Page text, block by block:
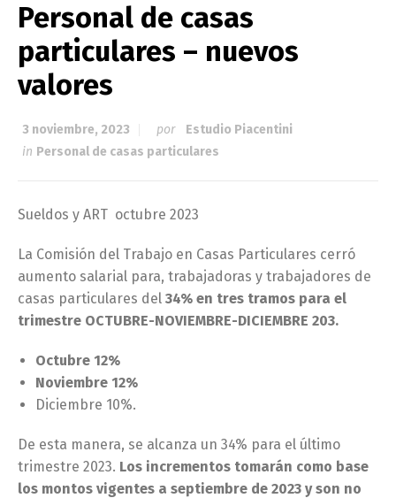
Personal de casas
particulares – nuevos
valores
3 noviembre, 2023 por
Estudio Piacentini
in Personal de casas particulares
Sueldos y ART octubre 2023
La Comisión del Trabajo en Casas Particulares cerró
aumento salarial para, trabajadoras y trabajadores de
casas particulares del 34% en tres tramos para el
trimestre OCTUBRE-NOVIEMBRE-DICIEMBRE 203.
Octubre 12%
Noviembre 12%
Diciembre 10%.
De esta manera, se alcanza un 34% para el último
trimestre 2023. Los incrementos tomarán como base
los montos vigentes a septiembre de 2023 y son no